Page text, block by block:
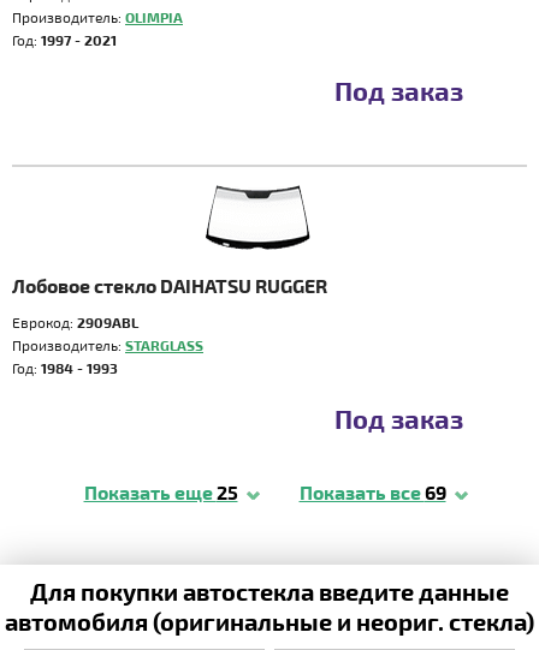
Производитель: OLIMPIA
Год: 1997 - 2021
Под заказ
Лобовое стекло DAIHATSU RUGGER
Еврокод: 2909ABL
Производитель: STARGLASS
Год: 1984 - 1993
Под заказ
Показать еще25 Показать все69
Для покупки автостекла введите данные
автомобиля (оригинальные и неориг. стекла)